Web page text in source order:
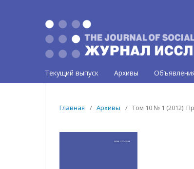
Текущий выпуск Архивы
Главная / Архивы / Том 10 № 1 (2012):